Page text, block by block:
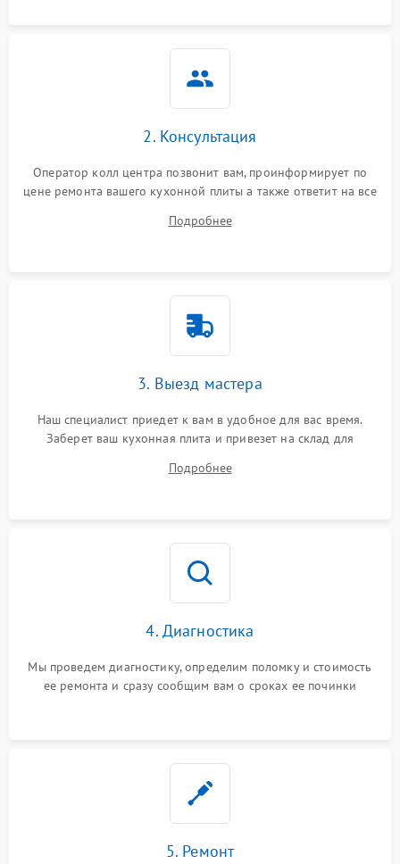
2. Консультация
Оператор колл центра позвонит вам, проинформирует по
цене ремонта вашего кухонной плиты а также ответит на все
Подробнее
3. Выезд мастера
Наш специалист приедет к вам в удобное для вас время.
Заберет ваш кухонная плита и привезет на склад для
Подробнее
4. Диагностика
Мы проведем диагностику, определим поломку и стоимость
ее ремонта и сразу сообщим вам о сроках ее починки
5. Ремонт